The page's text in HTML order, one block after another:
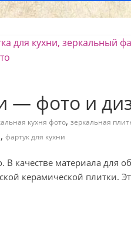
— фото и
кухня фото, зеркальная
, фартук для кухни
В качестве материала для
керамической плитки.